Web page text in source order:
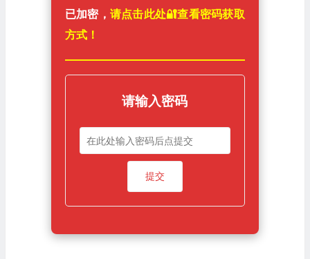
已加密， 请点击此处🔐️查看密码获取
方式！
请输入密码